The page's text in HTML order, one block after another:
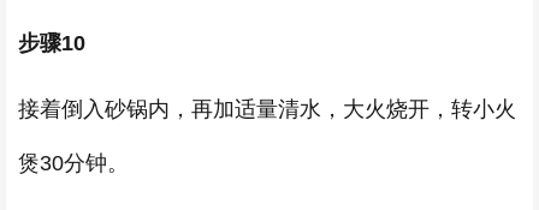
步骤10
接着倒入砂锅内，再加适量清水，大火烧开，转小火
煲30分钟。